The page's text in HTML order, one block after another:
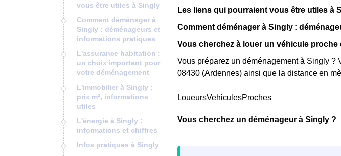
vous être utiles à Singly
Comment déménager à
Singly : déménageurs et
informations pratiques
L'assurance habitation :
un choix important pour
votre déménagement
L'immobilier à Singly :
prix m², informations
utiles
L'énergie à Singly :
informations et chiffres
Infos pratiques à Singly
Les liens qui pourraient vous être utiles à
Comment déménager à Singly :
Vous cherchez à louer un véhicule proche
Vous préparez un déménagement à Singly
08430 (Ardennes) ainsi que la distance en
LoueursVehiculesProches
Vous cherchez un déménageur à Singly ?